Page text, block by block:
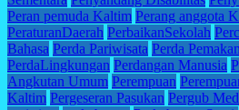
Peran pemuda Kaltim Perang anggota
PeraturanDaerah PerbaikanSekolah
Bahasa Perda Pariwisata Perda
PerdaLingkungan Perdangan Manusia
Angkutan Umum Perempuan
Kaltim Pergeseran Pasukan Pergub